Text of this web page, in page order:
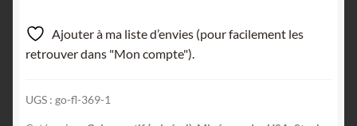
Ajouter à ma liste d’envies (pour facilement les
retrouver dans "Mon compte").
UGS : go-fl-369-1